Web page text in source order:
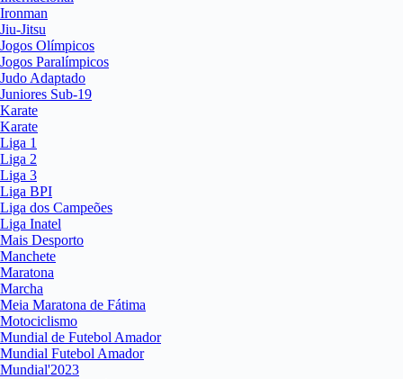
Ironman
Jiu-Jitsu
Jogos Olímpicos
Jogos Paralímpicos
Judo Adaptado
Juniores Sub-19
Karate
Karate
Liga 1
Liga 2
Liga 3
Liga BPI
Liga dos Campeões
Liga Inatel
Mais Desporto
Manchete
Maratona
Marcha
Meia Maratona de Fátima
Motociclismo
Mundial de Futebol Amador
Mundial Futebol Amador
Mundial'2023